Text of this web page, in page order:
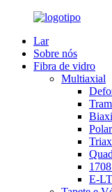
Lar
Sobre nós
Fibra de vidro
Multiaxial
E-